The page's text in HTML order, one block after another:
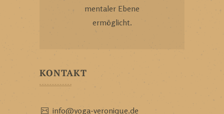
mentaler Ebene
ermöglicht.
KONTAKT
info@yoga-veronique.de